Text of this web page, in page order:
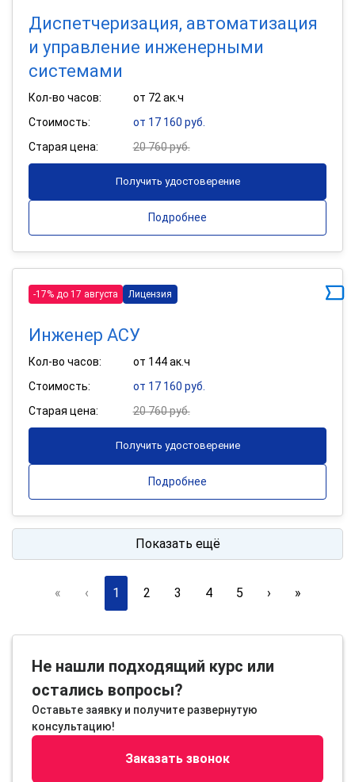
Диспетчеризация, автоматизация
и управление инженерными
системами
Кол-во часов:
от 72 ак.ч
Стоимость:
от 17 160 руб.
Старая цена:
20 760 руб.
Получить удостоверение
Подробнее
-17% до 17 августа Лицензия
Инженер АСУ
Кол-во часов:
от 144 ак.ч
Стоимость:
от 17 160 руб.
Старая цена:
20 760 руб.
Получить удостоверение
Подробнее
Показать ещё
« ‹ 1 2 3 4 5 › »
Не нашли подходящий курс или
остались вопросы?
Оставьте заявку и получите развернутую
консультацию!
Заказать звонок